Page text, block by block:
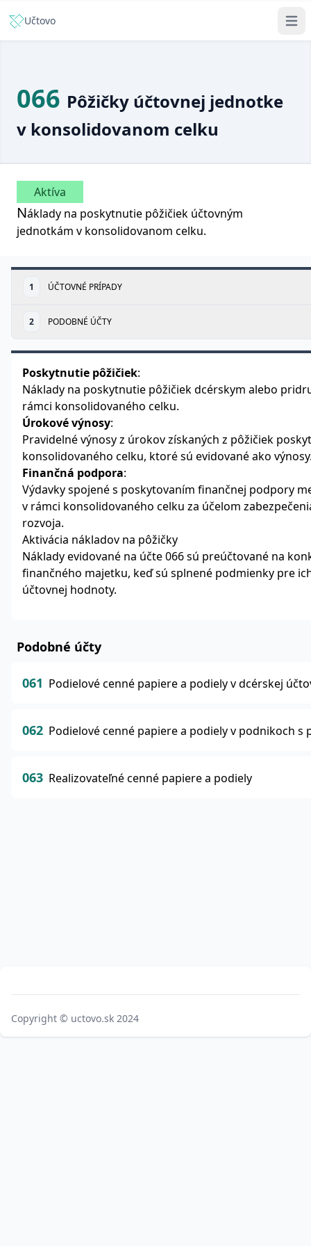
Učtovo
066 Pôžičky účtovnej jednotke
v konsolidovanom celku
Aktíva
Náklady na poskytnutie pôžičiek účtovným
jednotkám v konsolidovanom celku.
1 ÚČTOVNÉ PRÍPADY
2 PODOBNÉ ÚČTY
Poskytnutie pôžičiek:
Náklady na poskytnutie pôžičiek dcérskym alebo
rámci konsolidovaného celku.
Úrokové výnosy:
Pravidelné výnosy z úrokov získaných z pôžičiek
konsolidovaného celku, ktoré sú evidované ako
Finančná podpora:
Výdavky spojené s poskytovaním finančnej podpory
v rámci konsolidovaného celku za účelom
rozvoja.
Aktivácia nákladov na pôžičky
Náklady evidované na účte 066 sú preúčtované na
finančného majetku, keď sú splnené podmienky pre
účtovnej hodnoty.
Podobné účty
061 Podielové cenné papiere a podiely v dcérskej
062 Podielové cenné papiere a podiely v podnikoch s
063 Realizovateľné cenné papiere a podiely
Copyright © uctovo.sk 2024